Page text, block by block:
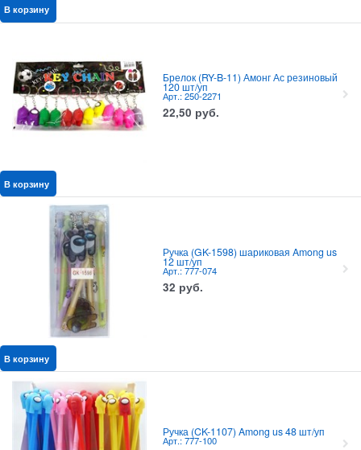
В корзину
Брелок (RY-B-11) Амонг Ас резиновый
120 шт/уп
Арт.: 250-2271
22,50 руб.
В корзину
Ручка (GK-1598) шариковая Among us
12 шт/уп
Арт.: 777-074
32 руб.
В корзину
Ручка (CK-1107) Among us 48 шт/уп
Арт.: 777-100